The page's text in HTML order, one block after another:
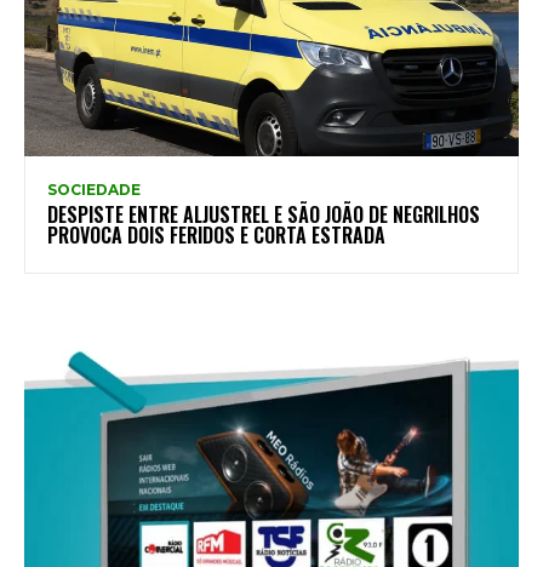
SOCIEDADE
DESPISTE ENTRE ALJUSTREL E SÃO JOÃO DE NEGRILHOS
PROVOCA DOIS FERIDOS E CORTA ESTRADA